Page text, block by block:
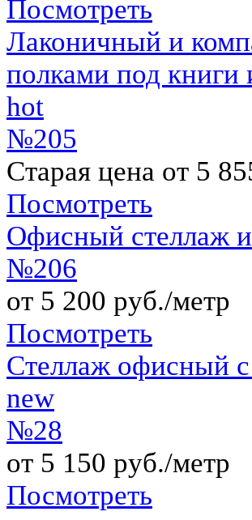
Посмотреть
Лаконичный и
полками под книги
hot
№205
Старая цена от 5
Посмотреть
Офисный стеллаж
№206
от 5 200 руб./метр
Посмотреть
Стеллаж офисный
new
№28
от 5 150 руб./метр
Посмотреть